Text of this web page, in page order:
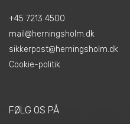
+45 7213 4500
mail@herningsholm.dk
sikkerpost@herningsholm.dk
Cookie-politik
FØLG OS PÅ